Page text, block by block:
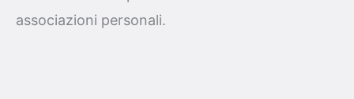
associazioni personali.